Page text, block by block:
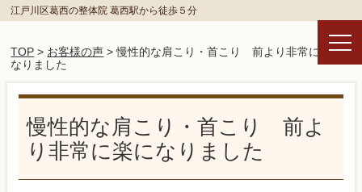
江戸川区葛西の整体院 葛西駅から徒歩５分
TOP > お客様の声 > 慢性的な肩こり・首こり 前より非常に楽に
なりました
慢性的な肩こり・首こり 前よ
り非常に楽になりました